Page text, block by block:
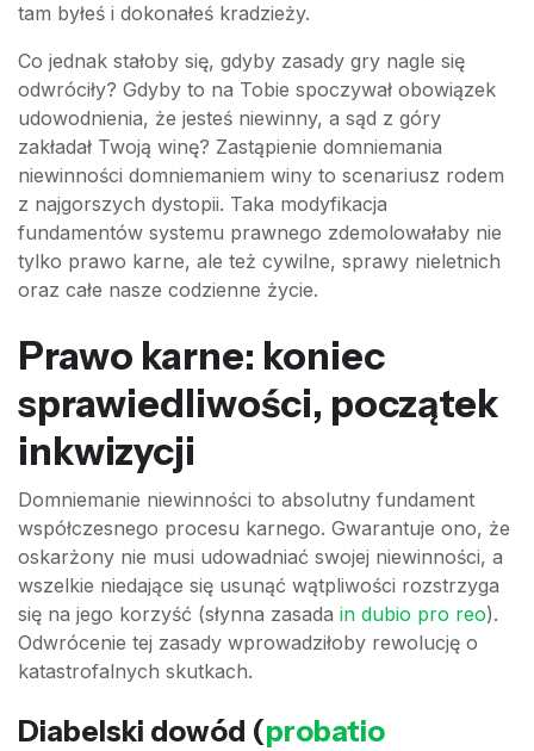
tam byłeś i dokonałeś kradzieży.
Co jednak stałoby się, gdyby zasady gry nagle się
odwróciły? Gdyby to na Tobie spoczywał obowiązek
udowodnienia, że jesteś niewinny, a sąd z góry
zakładał Twoją winę? Zastąpienie domniemania
niewinności domniemaniem winy to scenariusz rodem
z najgorszych dystopii. Taka modyfikacja
fundamentów systemu prawnego zdemolowałaby nie
tylko prawo karne, ale też cywilne, sprawy nieletnich
oraz całe nasze codzienne życie.
Prawo karne: koniec
sprawiedliwości, początek
inkwizycji
Domniemanie niewinności to absolutny fundament
współczesnego procesu karnego. Gwarantuje ono, że
oskarżony nie musi udowadniać swojej niewinności, a
wszelkie niedające się usunąć wątpliwości rozstrzyga
się na jego korzyść (słynna zasada in dubio pro reo).
Odwrócenie tej zasady wprowadziłoby rewolucję o
katastrofalnych skutkach.
Diabelski dowód (probatio